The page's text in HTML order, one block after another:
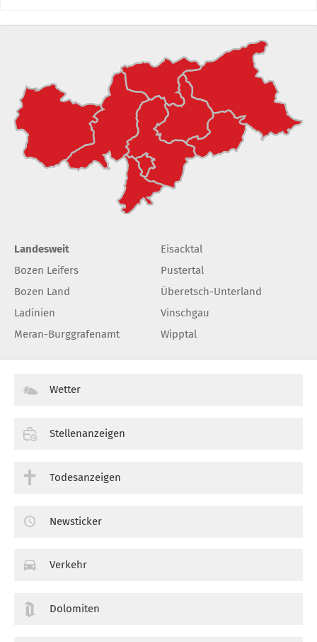
Landesweit
Bozen Leifers
Bozen Land
Ladinien
Meran-Burggrafenamt
Eisacktal
Pustertal
Überetsch-Unterland
Vinschgau
Wipptal
Wetter
Stellenanzeigen
Todesanzeigen
Newsticker
Verkehr
Dolomiten